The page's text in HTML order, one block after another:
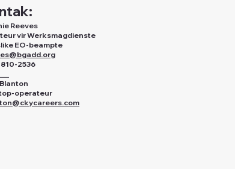
Reeves
vir Werksmagdienste
EO-beampte
2536
operateur